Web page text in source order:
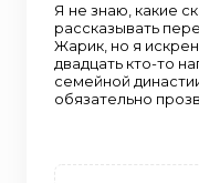
Я не знаю, какие
рассказывать
Жарик, но я
двадцать кто-то
семейной
обязательно